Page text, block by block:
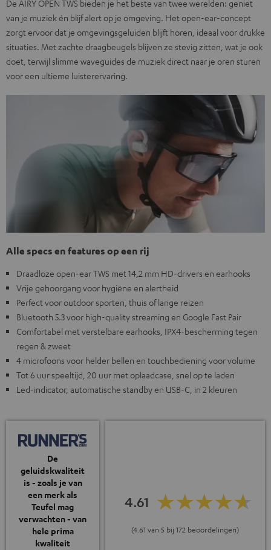
De AIRY OPEN TWS bieden je het beste van twee werelden: geniet
van je muziek én blijf alert op je omgeving. Het open-ear-concept
zorgt ervoor dat je omgevingsgeluiden blijft horen, ideaal voor drukke
situaties. Met zachte draagbeugels blijven ze stevig zitten, wat je ook
doet, terwijl slimme waveguides de muziek direct naar je oren sturen
voor een ultieme luisterervaring.
Alle specs en features op een rij
Draadloze open-ear TWS met 14,2 mm HD-drivers en earhooks
Vrije gehoorgang voor hygiëne en alertheid
Perfect voor outdoor sporten, thuis of lange reizen
Bluetooth 5.3 voor high-quality streaming en Google Fast Pair
Comfortabel met verstelbare earhooks, IPX4-bescherming tegen
regen & zweet
4 microfoons voor helder bellen en touchbediening voor volume
Tot 6 uur speeltijd, 20 uur met oplaadcase, snel op te laden
Led-indicator, automatische standby en USB-C, in 2 kleuren
De
geluidskwaliteit
is - zoals je van
een merk als
Teufel mag
verwachten - van
hele prima
kwaliteit
4.61
(4.61 van 5 bij 172 beoordelingen)